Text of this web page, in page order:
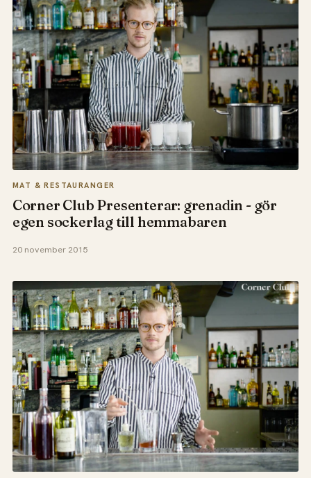
MAT & RESTAURANGER
Corner Club Presenterar: grenadin - gör
egen sockerlag till hemmabaren
20 november 2015